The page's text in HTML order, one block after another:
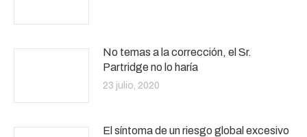
No temas a la corrección, el Sr.
Partridge no lo haría
23 julio, 2020
El síntoma de un riesgo global excesivo